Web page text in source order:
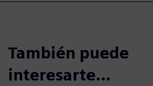
También puede
interesarte...